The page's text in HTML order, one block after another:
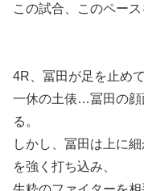
この試合、このペー
4R、冨田が足を止め
一休の土俵…冨田の顔
る。
しかし、冨田は上に
を強く打ち込み、